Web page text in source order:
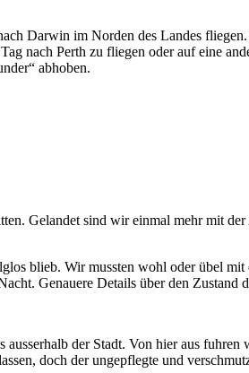
Darwin im Norden des Landes
nach Perth zu fliegen oder auf eine
abhoben.
Gelandet sind wir einmal mehr mit
blieb. Wir mussten wohl oder übel
Genauere Details über den Zustand
der Stadt. Von hier aus
doch der ungepflegte und